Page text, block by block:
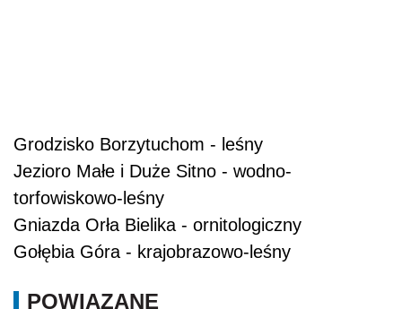
Grodzisko Borzytuchom - leśny
Jezioro Małe i Duże Sitno - wodno-
torfowiskowo-leśny
Gniazda Orła Bielika - ornitologiczny
Gołębia Góra - krajobrazowo-leśny
POWIĄZANE